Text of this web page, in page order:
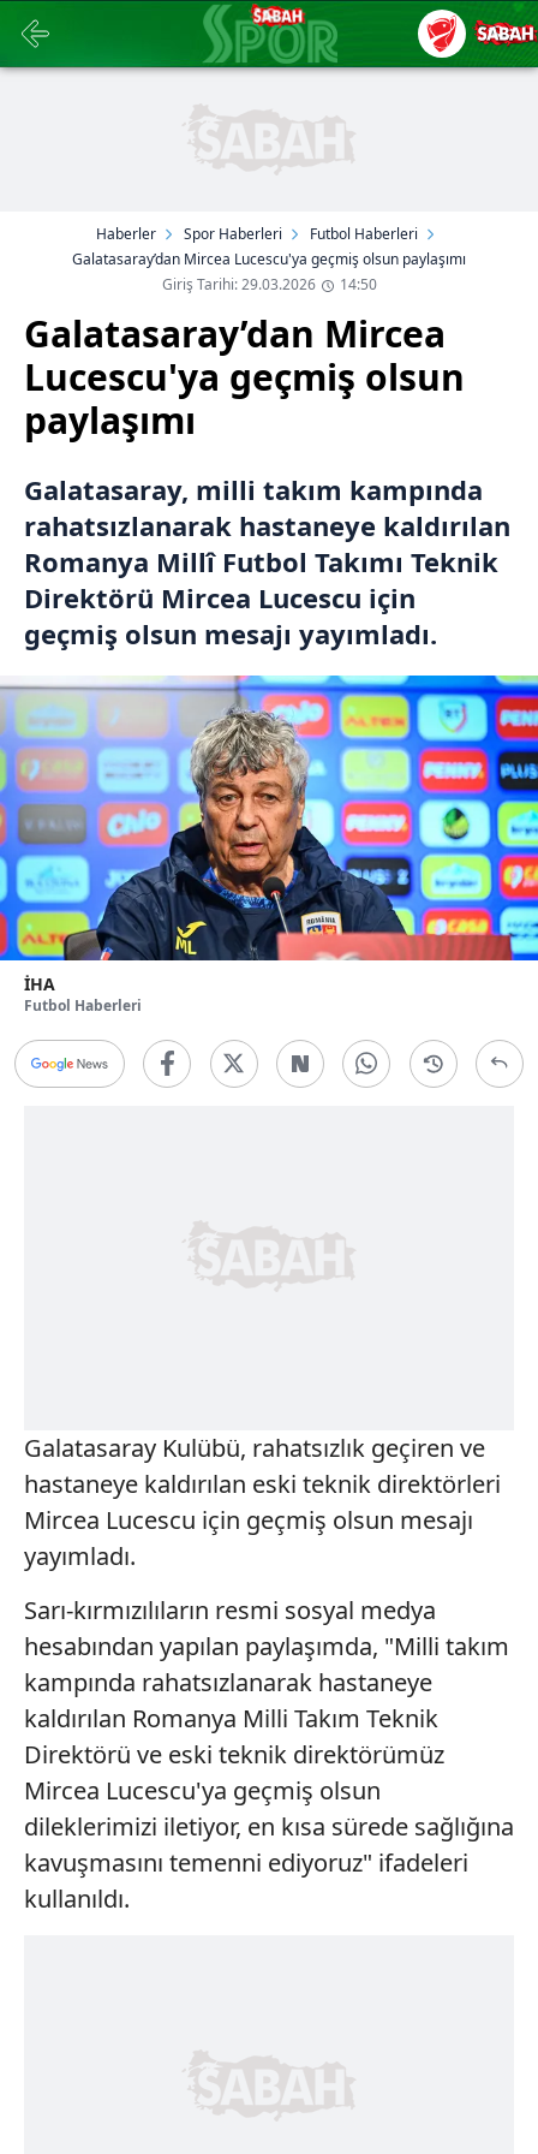
Haberler Spor Haberleri
Futbol Haberleri
Galatasaray’dan Mircea Lucescu'ya geçmiş olsun paylaşımı
Giriş Tarihi: 29.03.2026
14:50
Galatasaray’dan Mircea
Lucescu'ya geçmiş olsun
paylaşımı
Galatasaray, milli takım kampında
rahatsızlanarak hastaneye kaldırılan
Romanya Millî Futbol Takımı Teknik
Direktörü Mircea Lucescu için
geçmiş olsun mesajı yayımladı.
İHA
Futbol Haberleri
Galatasaray Kulübü, rahatsızlık geçiren ve
hastaneye kaldırılan eski teknik direktörleri
Mircea Lucescu için geçmiş olsun mesajı
yayımladı.
Sarı-kırmızılıların resmi sosyal medya
hesabından yapılan paylaşımda, "Milli takım
kampında rahatsızlanarak hastaneye
kaldırılan Romanya Milli Takım Teknik
Direktörü ve eski teknik direktörümüz
Mircea Lucescu'ya geçmiş olsun
dileklerimizi iletiyor, en kısa sürede sağlığına
kavuşmasını temenni ediyoruz" ifadeleri
kullanıldı.